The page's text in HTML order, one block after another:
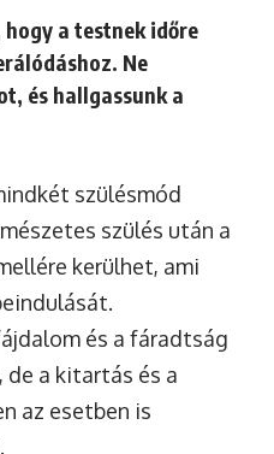
a testnek időre
. Ne
és hallgassunk a
szülésmód
szülés után a
kerülhet, ami
és a fáradtság
a kitartás és a
az esetben is